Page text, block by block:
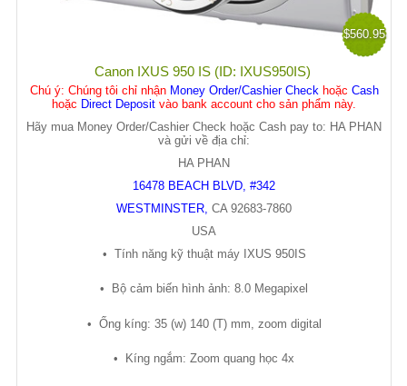
$560.95
Canon IXUS 950 IS (ID: IXUS950IS)
Chú ý: Chúng tôi chỉ nhận Money Order/Cashier Check hoặc Cash
hoặc Direct Deposit vào bank account cho sản phẩm này.
Hãy mua Money Order/Cashier Check hoặc Cash pay to: HA PHAN
và gửi về địa chỉ:
HA PHAN
16478 BEACH BLVD, #342
WESTMINSTER CA 92683-7860
USA
• Tính năng kỹthuật máy IXUS 950IS
• Bộ cảm biến hình ảnh: 8.0 Megapixel
• Ống kíng: 35 (w) 140 (T) mm, zoom digital
• Kíng ngắm: Zoom quang học 4x